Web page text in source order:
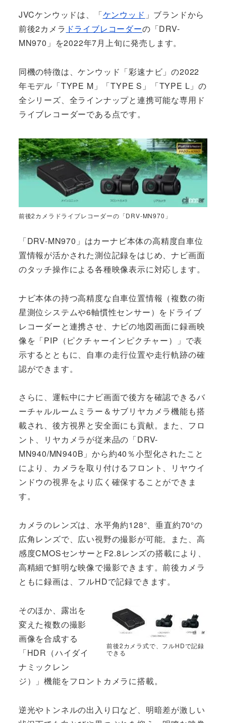
JVCケンウッドは、「ケンウッド 」ブランドから
前後2カメラ ドライブレコーダーの「DRV-
MN970」を2022年7月上旬に発売します。
同機の特徴は、ケンウッド「彩速ナビ」の2022
年モデル「TYPE M」「TYPE S」「TYPE L」の
全シリーズ、全ラインナップと連携可能な専用ド
ライブレコーダーである点です。
前後2カメラドライブレコーダーの「DRV-MN970」
「DRV-MN970」はカーナビ本体の高精度自車位
置情報が活かされた測位記録をはじめ、ナビ画面
のタッチ操作による各種映像表示に対応します。
ナビ本体の持つ高精度な自車位置情報（複数の衛
星測位システムや6軸慣性センサー）をドライブ
レコーダーと連携させ、ナビの地図画面に録画映
像を「PIP（ピクチャーインピクチャー）」で表
示するとともに、自車の走行位置や走行軌跡の確
認ができます。
さらに、運転中にナビ画面で後方を確認できるバ
ーチャルルームミラー＆サブリヤカメラ機能も搭
載され、後方視界と安全面にも貢献。また、フロ
ント、リヤカメラが従来品の「DRV-
MN940/MN940B」から約40％小型化されたこと
により、カメラを取り付けるフロント、リヤウイ
ンドウの視界をより広く確保することができま
す。
カメラのレンズは、水平角約128°、垂直約70°の
広角レンズで、広い視野の撮影が可能。また、高
感度CMOSセンサーとF2.8レンズの搭載により、
高精細で鮮明な映像で撮影できます。前後カメラ
ともに録画は、フルHDで記録できます。
前後2カメラ式で、フルHDで記録
できる
そのほか、露出を
変えた複数の撮影
画像を合成する
「HDR（ハイダイ
ナミックレン
ジ）」機能をフロントカメラに搭載。
逆光やトンネルの出入り口など、明暗差が激しい